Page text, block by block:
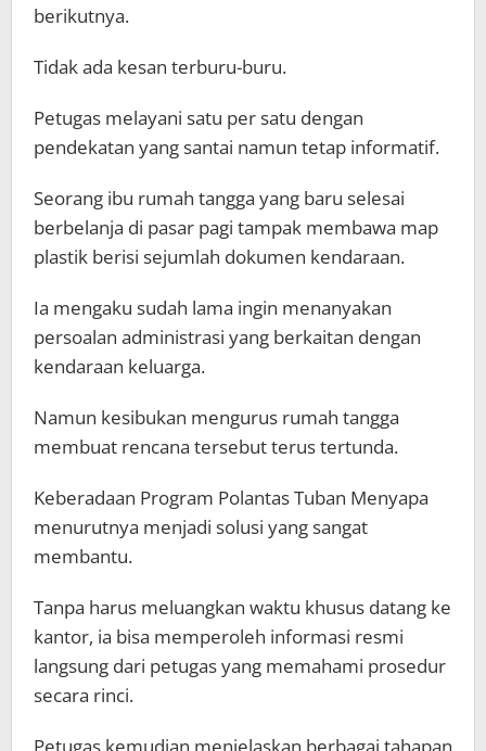
berikutnya.
Tidak ada kesan terburu-buru.
Petugas melayani satu per satu dengan
pendekatan yang santai namun tetap informatif.
Seorang ibu rumah tangga yang baru selesai
berbelanja di pasar pagi tampak membawa map
plastik berisi sejumlah dokumen kendaraan.
Ia mengaku sudah lama ingin menanyakan
persoalan administrasi yang berkaitan dengan
kendaraan keluarga.
Namun kesibukan mengurus rumah tangga
membuat rencana tersebut terus tertunda.
Keberadaan Program Polantas Tuban Menyapa
menurutnya menjadi solusi yang sangat
membantu.
Tanpa harus meluangkan waktu khusus datang ke
kantor, ia bisa memperoleh informasi resmi
langsung dari petugas yang memahami prosedur
secara rinci.